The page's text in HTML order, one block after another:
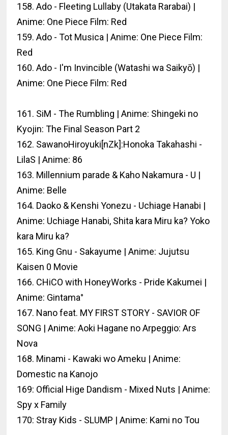
158. Ado - Fleeting Lullaby (Utakata Rarabai) |
Anime: One Piece Film: Red
159. Ado - Tot Musica | Anime: One Piece Film:
Red
160. Ado - I'm Invincible (Watashi wa Saikyō) |
Anime: One Piece Film: Red
161. SiM - The Rumbling | Anime: Shingeki no
Kyojin: The Final Season Part 2
162. SawanoHiroyuki[nZk]:Honoka Takahashi -
LilaS | Anime: 86
163. Millennium parade & Kaho Nakamura - U |
Anime: Belle
164. Daoko & Kenshi Yonezu - Uchiage Hanabi |
Anime: Uchiage Hanabi, Shita kara Miru ka? Yoko
kara Miru ka?
165. King Gnu - Sakayume | Anime: Jujutsu
Kaisen 0 Movie
166. CHiCO with HoneyWorks - Pride Kakumei |
Anime: Gintama°
167. Nano feat. MY FIRST STORY - SAVIOR OF
SONG | Anime: Aoki Hagane no Arpeggio: Ars
Nova
168. Minami - Kawaki wo Ameku | Anime:
Domestic na Kanojo
169: Official Hige Dandism - Mixed Nuts | Anime:
Spy x Family
170: Stray Kids - SLUMP | Anime: Kami no Tou